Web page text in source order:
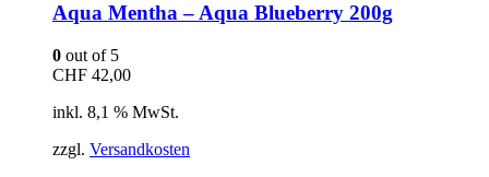
Aqua Mentha – Aqua Blueberry 200g
0 out of 5
CHF 42,00
inkl. 8,1 % MwSt.
zzgl. Versandkosten